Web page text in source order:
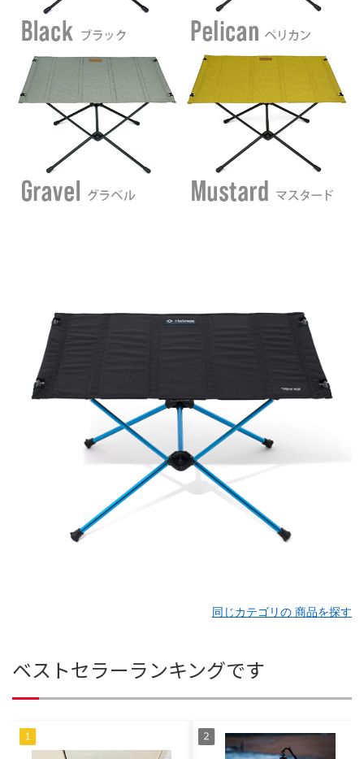
同じカテゴリの 商品を探す
ベストセラーランキングです